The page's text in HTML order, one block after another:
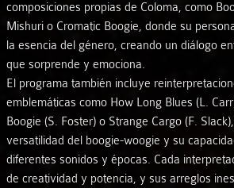
composiciones propias de Coloma, como
Mishuri o Cromatic Boogie, donde su
la esencia del género, creando un diálogo
que sorprende y emociona.
El programa también incluye
emblemáticas como How Long Blues (L.
Boogie (S. Foster) o Strange Cargo (F.
versatilidad del boogie-woogie y su
diferentes sonidos y épocas. Cada
de creatividad y potencia, y sus arreglos